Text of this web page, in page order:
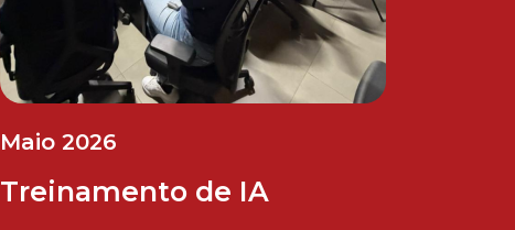
Maio 2026
Treinamento de IA